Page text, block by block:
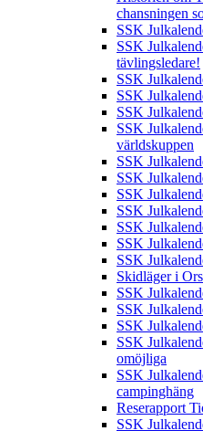
chansningen
SSK
SSK
tävlingsledare!
SSK
SSK
SSK
SSK
världskuppen
SSK
SSK
SSK
SSK
SSK
SSK
SSK
Skidläger i
SSK
SSK
SSK
SSK
omöjliga
SSK
campinghäng
Reserapport
SSK